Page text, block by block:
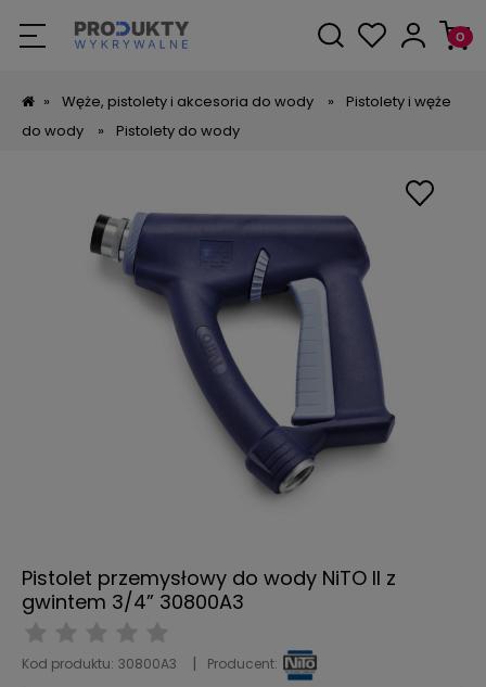
» Węże, pistolety i akcesoria do wody »
Pistolety i węże
do wody
» Pistolety do wody
Pistolet przemysłowy do wody NiTO II z
gwintem 3/4” 30800A3
Kod produktu: 30800A3 Producent: